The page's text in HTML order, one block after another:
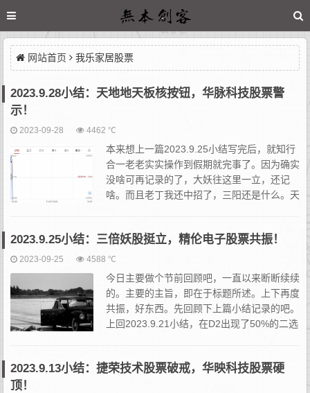
网站首页 我乐家居股票
2023.9.28小结：天地地天板核按钮，华脉科技股票警
示！
2023-09-28 4462 ℃
本来想上一篇2023.9.25小结写完后，就知行
合一老老实实操作到假期就完事了。因为确实
没啥可再记录的了，大妖往这里一立，还记
啥。而且老丁我还中招了，三阳还是什么。天
2023.9.25小结：三倍妖股挺立，精伦电子股票共振！
2023-09-25 4588 ℃
今日主要做个节前回顾吧，一直以来断断续续
的。主要的主旨，即在于标题所述。上下再度
共振，好东西。先回顾下上篇小结记录的吧。
上回2023.9.21小结，在D2出现了50%的二选
2023.9.13小结：捷荣技术股票破戒，华映科技股票硬
顶！